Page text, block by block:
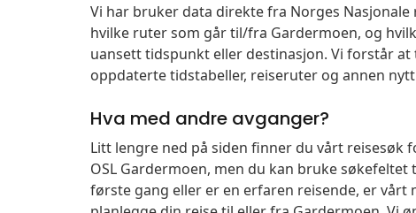
Vi har bruker data direkte fra Norges
hvilke ruter som går til/fra Gardermoen, og
uansett tidspunkt eller destinasjon. Vi forstår
oppdaterte tidstabeller, reiseruter og annen
Hva med andre avganger?
Litt lengre ned på siden finner du vårt
OSL Gardermoen, men du kan bruke
første gang eller er en erfaren reisende, er